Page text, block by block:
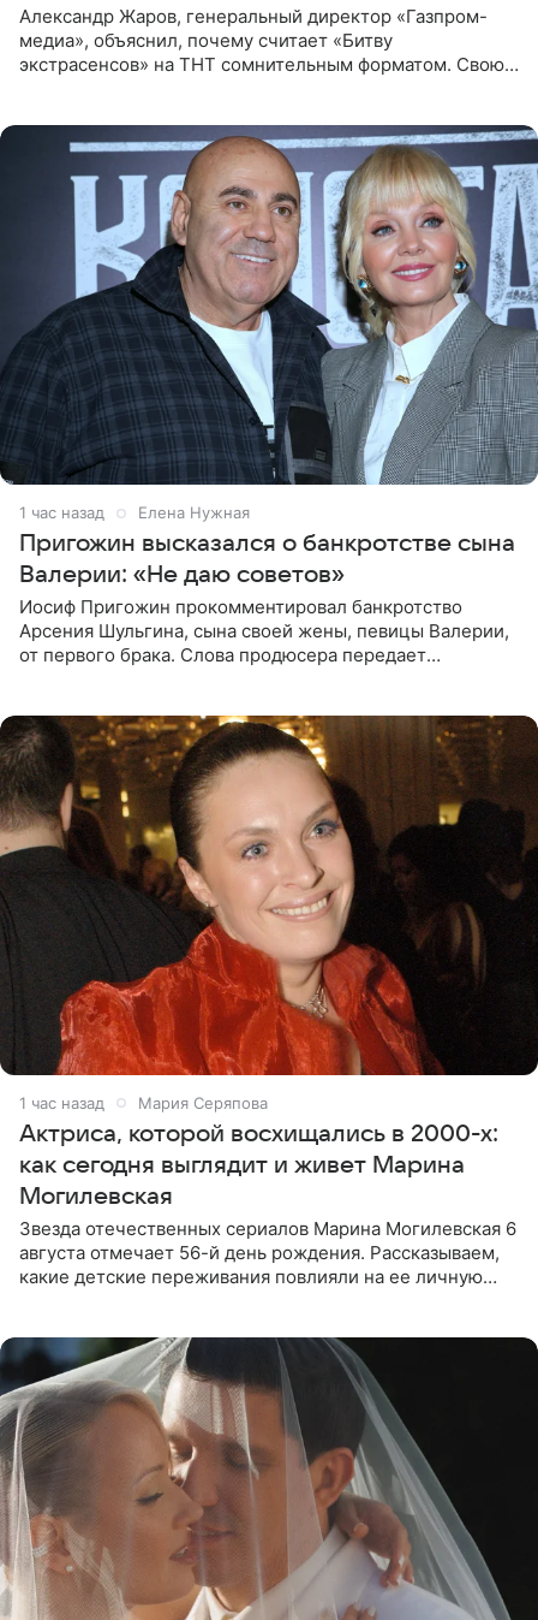
Александр Жаров, генеральный директор «Газпром-
медиа», объяснил, почему считает «Битву
экстрасенсов» на ТНТ сомнительным форматом. Свою
1 час назад Елена Нужная
Пригожин высказался о банкротстве сына
Валерии: «Не даю советов»
Иосиф Пригожин прокомментировал банкротство
Арсения Шульгина, сына своей жены, певицы Валерии,
от первого брака. Слова продюсера передает
1 час назад Мария Серяпова
Актриса, которой восхищались в 2000-х:
как сегодня выглядит и живет Марина
Могилевская
Звезда отечественных сериалов Марина Могилевская 6
августа отмечает 56-й день рождения. Рассказываем,
какие детские переживания повлияли на ее личную